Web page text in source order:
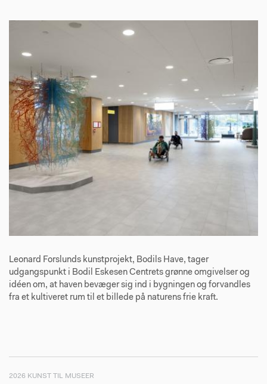
Leonard Forslunds kunstprojekt, Bodils Have, tager
udgangspunkt i Bodil Eskesen Centrets grønne omgivelser og
idéen om, at haven bevæger sig ind i bygningen og forvandles
fra et kultiveret rum til et billede på naturens frie kraft.
2026 KUNST TIL MUSEER